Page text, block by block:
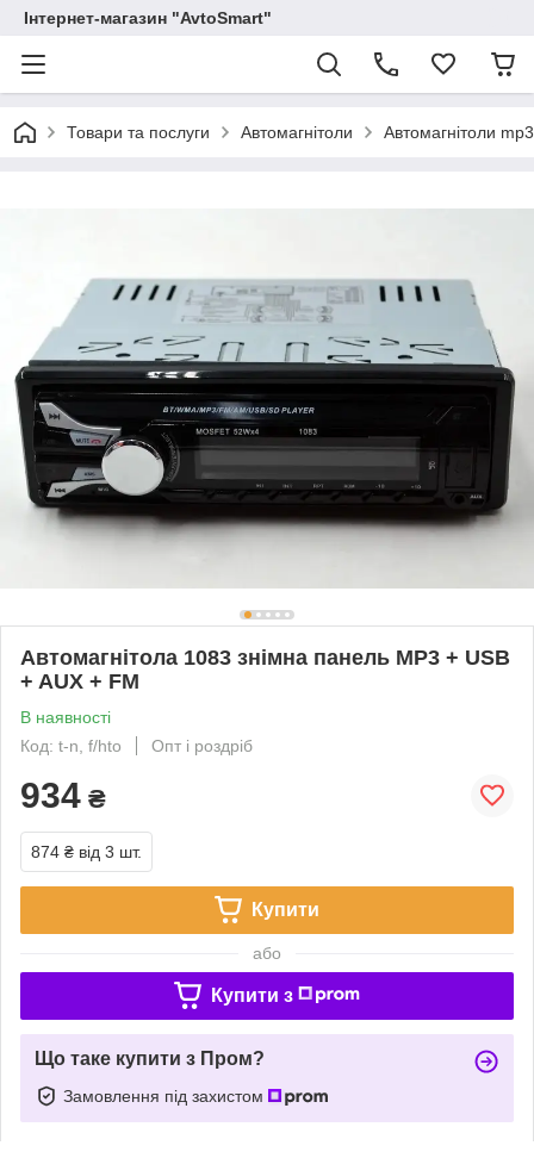
Інтернет-магазин "AvtoSmart"
Товари та послуги Автомагнітоли Автомагнітоли
Автомагнітола 1083 знімна панель MP3 + USB
+ AUX + FM
В наявності
Код: t-n, f/hto
Опт і роздріб
934 ₴
874 ₴ від 3 шт.
Купити
або
Купити з
Що таке купити з Пром?
Замовлення під захистом